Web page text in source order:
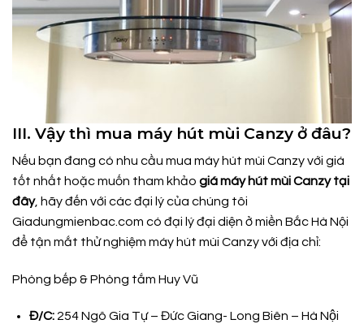
III. Vậy thì mua máy hút mùi Canzy ở đâu?
Nếu bạn đang có nhu cầu mua máy hút mùi Canzy với giá
tốt nhất hoặc muốn tham khảo giá máy hút mùi Canzytại
đây, hãy đến với các đại lý của chúng tôi
Giadungmienbac.com có đại lý đại diện ở miền Bắc Hà Nội
để tận mắt thử nghiệm máy hút mùi Canzy với địa chỉ:
Phòng bếp & Phòng tắm Huy Vũ
Đ/C:254 Ngô Gia Tự – Đức Giang- Long Biên – Hà Nội